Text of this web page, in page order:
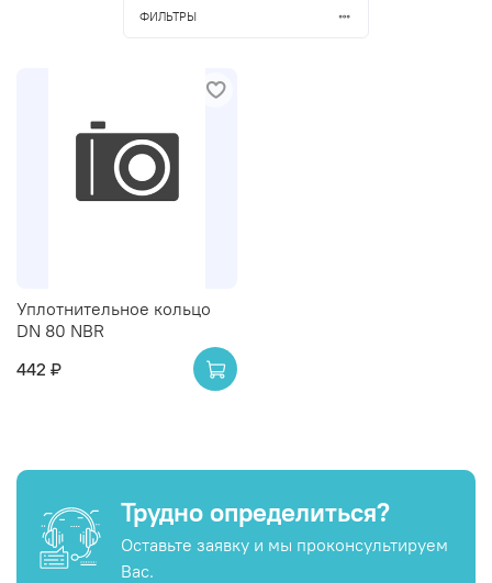
ФИЛЬТРЫ
Уплотнительное кольцо
DN 80 NBR
442 ₽
Трудно определиться?
Оставьте заявку и мы проконсультируем
Вас.